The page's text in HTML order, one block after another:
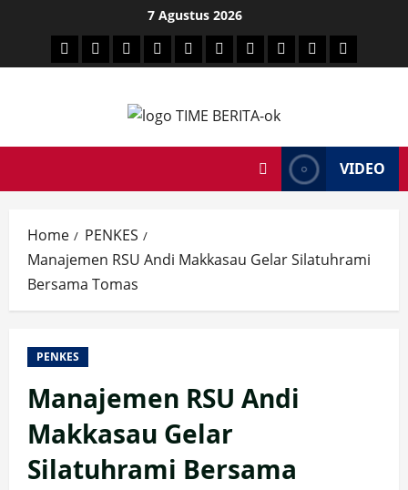
content
7 Agustus 2026
HEADLINE
PARESULSELBAR
POLITIKHUKRIMNASIONAL
PENKESSPORTAINMENT
DUNIAMEDSOS
VIDEO
Home
PENKES
Manajemen RSU Andi Makkasau Gelar Silatuhrami
Bersama Tomas
PENKES
Manajemen RSU Andi
Makkasau Gelar
Silatuhrami Bersama